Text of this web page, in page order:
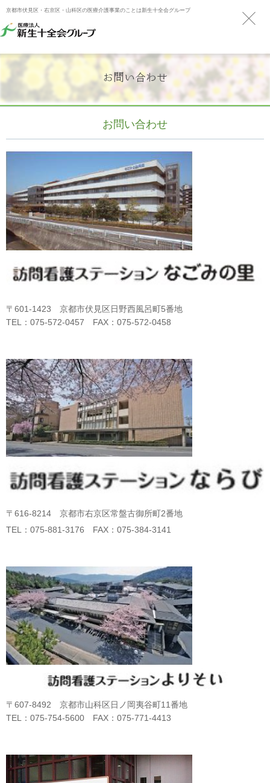
京都市伏見区・右京区・山科区の医療介護事業のことは新生十全会グループ
お問い合わせ
お問い合わせ
〒601-1423 京都市伏見区日野西風呂町5番地
TEL：075-572-0457 FAX：075-572-0458
〒616-8214 京都市右京区常盤古御所町2番地
TEL：075-881-3176 FAX：075-384-3141
〒607-8492 京都市山科区日ノ岡夷谷町11番地
TEL：075-754-5600 FAX：075-771-4413